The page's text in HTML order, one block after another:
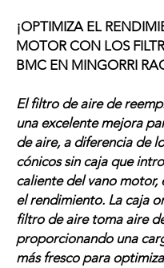
¡OPTIMIZA EL
MOTOR CON LOS
BMC EN MINGORRI
El filtro de aire de
una excelente mejora
de aire, a diferencia de
cónicos sin caja que
caliente del vano motor,
el rendimiento. La caja
filtro de aire toma aire
proporcionando una
más fresco para